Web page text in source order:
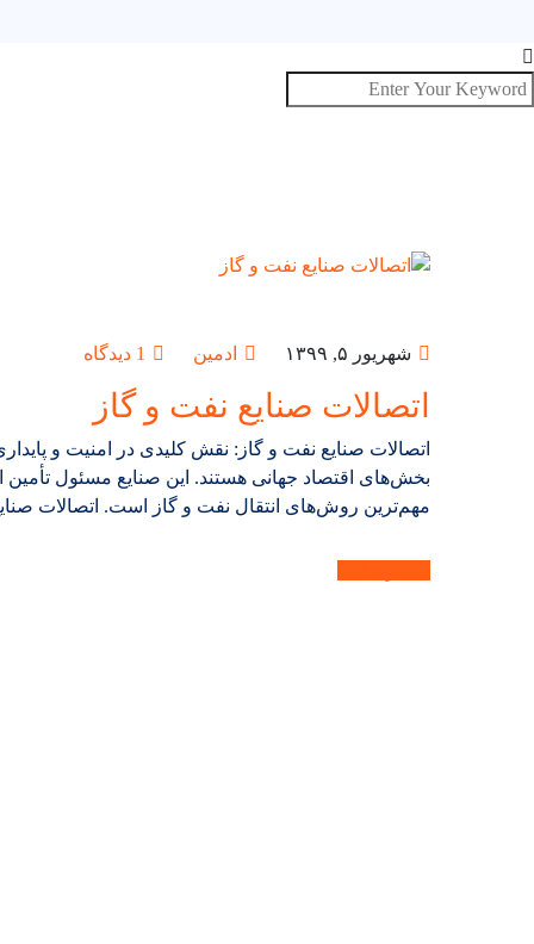
شهریور ۵, ۱۳۹۹ ادمین
اتصالات صنایع نفت و گاز
اتصالات صنایع نفت و گاز: نقش کلیدی در امنیت و
بخش‌های اقتصاد جهانی هستند. این صنایع مسئول تأمین
مهم‌ترین روش‌های انتقال نفت و گاز است. اتصالات